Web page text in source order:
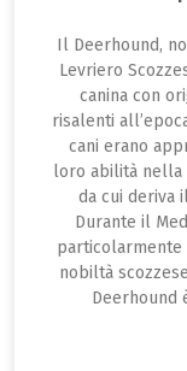
Il Deerhound,
Levriero
canina con
risalenti
cani erano
loro abilità nella
da cui deriva
Durante il
nobiltà
Deerhound